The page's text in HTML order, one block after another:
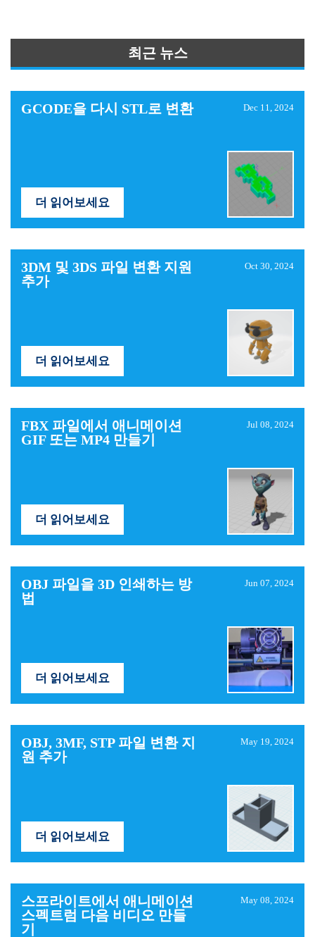
최근 뉴스
GCODE을 다시 STL로 변환 Dec 11, 2024
더 읽어보세요
3DM 및 3DS 파일 변환 지원
추가
Oct 30, 2024
더 읽어보세요
FBX ​​파일에서 애니메이션
GIF 또는 MP4 만들기
Jul 08, 2024
더 읽어보세요
OBJ 파일을 3D 인쇄하는 방
법
Jun 07, 2024
더 읽어보세요
OBJ, 3MF, STP 파일 변환 지
원 추가
May 19, 2024
더 읽어보세요
스프라이트에서 애니메이션
스펙트럼 다음 비디오 만들
기
May 08, 2024